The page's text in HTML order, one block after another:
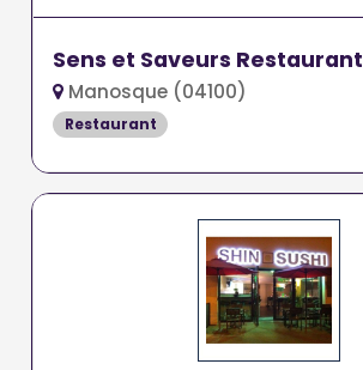
Sens et Saveurs Restaurant
Manosque (04100)
Restaurant